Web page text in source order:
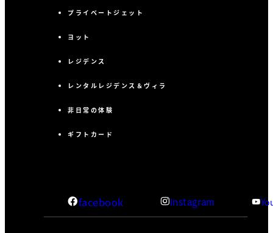
プライベートジェット
ヨット
レジデンス
レンタルレジデンス＆ヴィラ
非日常の体験
ギフトカード
facebook Instagram